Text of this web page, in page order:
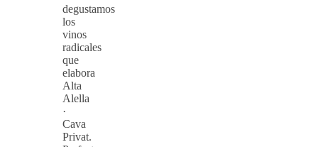
degustamos
los
vinos
radicales
que
elabora
Alta
Alella
·
Cava
Privat.